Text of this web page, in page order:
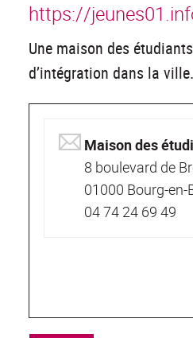
https://
Une maison des
d’intégration dans la ville.
Maison des
8 boulevard de
01000 Bourg-en-
04 74 24 69 49